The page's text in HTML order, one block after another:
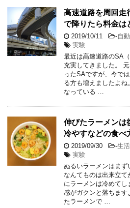
高速道路を周回走
で降りたら料金は
2019/10/11 -自
実験
最近は高速道路のSA
充実してきました。
ったSAですが、今で
る方も増えましたよ
なっている …
伸びたラーメンは
冷やすなどの食べ
2019/09/30 -生
実験
ぬるいラーメンはまず
なんてものは出来立
にラーメンは冷めて
感がガクンと落ちます
たラーメンで …